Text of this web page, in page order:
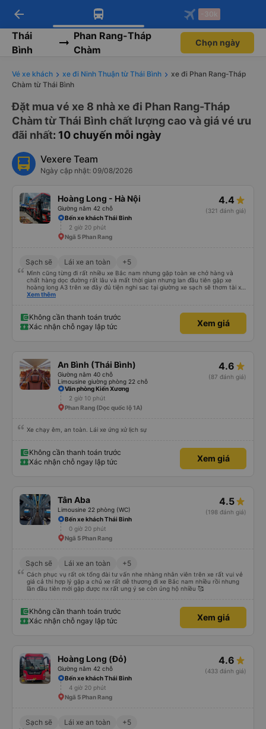
Tải app Vexere ngay!
Nhận ưu đãi thành viên độc
quyền
Mở app
Tải app Vexere
-30k/ghế khi đặt vé máy bay qua
app
Mở app
arrow_back -30k
Thái
Bình
Phan Rang-Tháp
Chàm
Chọn ngày
Vé xe khách xe đi Ninh Thuận từ Thái Bình
xe đi Phan Rang-Tháp
Chàm từ Thái Bình
Đặt mua vé xe 8 nhà xe đi Phan Rang-Tháp
Chàm từ Thái Bình chất lượng cao và giá vé ưu
đãi nhất: 10 chuyến mỗi ngày
Vexere Team
Ngày cập nhật: 09/08/2026
Hoàng Long - Hà Nội
Giường nằm 42 chỗ
4.4
(321 đánh giá)
Bến xe khách Thái Bình
2 giờ 20 phút
Ngã 5 Phan Rang
Sạch sẽ Lái xe an toàn +5
Mình cũng từng đi rất nhiều xe Bắc nam nhưng gặp toàn xe chở hàng và
chất hàng dọc đường rất lâu và mất thời gian nhưng lan đầu tiên gặp xe
hoàng long A3 trên xe đây đủ tiện nghi sac tại giường xe sạch sẽ thơm tài xế
lo xe thoải mái vui tính sẽ con ung hô nhe
Xem thêm
Không cần thanh toán trước
Xác nhận chỗ ngay lập tức
Xem giá
An Bình (Thái Bình)
Giường nằm 40 chỗ
Limousine giường phòng 22 chỗ
4.6
(87 đánh giá)
Văn phòng Kiến Xương
2 giờ 10 phút
Phan Rang (Dọc quốc lộ 1A)
Xe chạy êm, an toàn. Lái xe ứng xử lịch sự
Không cần thanh toán trước
Xác nhận chỗ ngay lập tức
Xem giá
Tân Aba
Limousine 22 phòng (WC)
4.5
(198 đánh giá)
Bến xe khách Thái Bình
0 giờ 20 phút
Ngã 5 Phan Rang
Sạch sẽ Lái xe an toàn +5
Cách phục vụ rất ok tổng đài tư vấn nhe nhàng nhân viên trên xe rất vui vẻ
giá cả thi hợp lý gặp a chủ xe rất dễ thương đi xe Bắc nam nhiều rồi nhưng
lần đầu tiên mới gặp được nx rất ung ý se còn ủng hộ nhiều 🥰
Không cần thanh toán trước
Xác nhận chỗ ngay lập tức
Xem giá
Hoàng Long (Đỏ)
Giường nằm 42 chỗ
4.6
(433 đánh giá)
Bến xe khách Thái Bình
4 giờ 20 phút
Ngã 5 Phan Rang
Sạch sẽ Lái xe an toàn +5